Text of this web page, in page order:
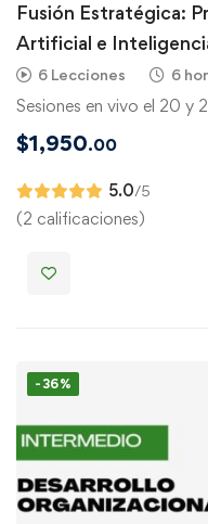
Fusión Estratégica:
Artificial e
6 Lecciones 6
Sesiones en vivo el 20 y
$1,950.00
5.0/5
(2 calificaciones)
-36%